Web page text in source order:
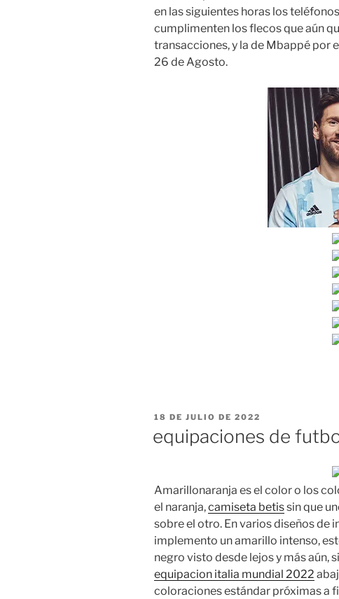
en las siguientes horas los
cumplimenten los flecos que aún
transacciones, y la de Mbappé por
26 de Agosto.
PUBLICADO
18 DE JULIO DE 2022
equipaciones de
Amarillonaranja es el color o los
el naranja,camiseta betissin que
sobre el otro. En varios diseños de
implemento un amarillo intenso,
negro visto desde lejos y más aún,
equipacion italia mundial 2022
coloraciones estándar próximas a